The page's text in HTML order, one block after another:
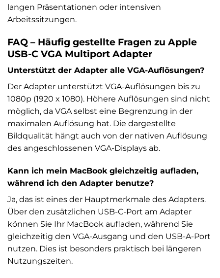
langen Präsentationen oder intensiven
Arbeitssitzungen.
FAQ – Häufig gestellte Fragen zu Apple
USB-C VGA Multiport Adapter
Unterstützt der Adapter alle VGA-Auflösungen?
Der Adapter unterstützt VGA-Auflösungen bis zu
1080p (1920 x 1080). Höhere Auflösungen sind nicht
möglich, da VGA selbst eine Begrenzung in der
maximalen Auflösung hat. Die dargestellte
Bildqualität hängt auch von der nativen Auflösung
des angeschlossenen VGA-Displays ab.
Kann ich mein MacBook gleichzeitig aufladen,
während ich den Adapter benutze?
Ja, das ist eines der Hauptmerkmale des Adapters.
Über den zusätzlichen USB-C-Port am Adapter
können Sie Ihr MacBook aufladen, während Sie
gleichzeitig den VGA-Ausgang und den USB-A-Port
nutzen. Dies ist besonders praktisch bei längeren
Nutzungszeiten.